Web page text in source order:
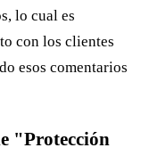
lo cual es
con los clientes
esos comentarios
"Protección